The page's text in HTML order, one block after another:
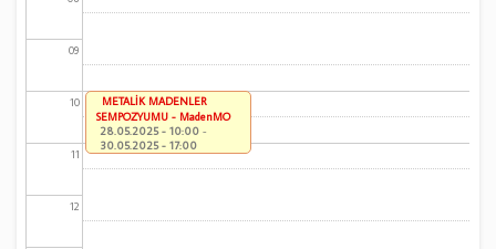
09
10
11
12
METALİK MADENLER
SEMPOZYUMU - MadenMO
28.05.2025 - 10:00 -
30.05.2025 - 17:00